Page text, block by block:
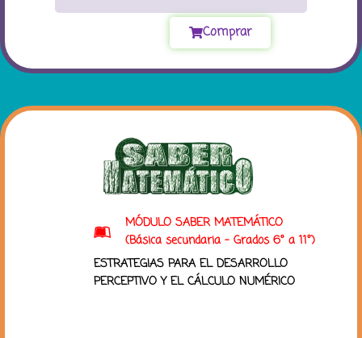
Comprar
MÓDULO SABER MATEMÁTICO
(Básica secundaria - Grados 6° a 11°)
ESTRATEGIAS PARA EL DESARROLLO
PERCEPTIVO Y EL CÁLCULO NUMÉRICO